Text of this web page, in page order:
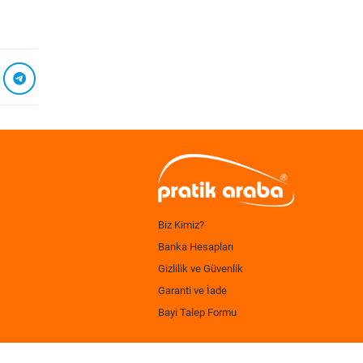
Biz Kimiz?
Banka Hesapları
Gizlilik ve Güvenlik
Garanti ve İade
Bayi Talep Formu